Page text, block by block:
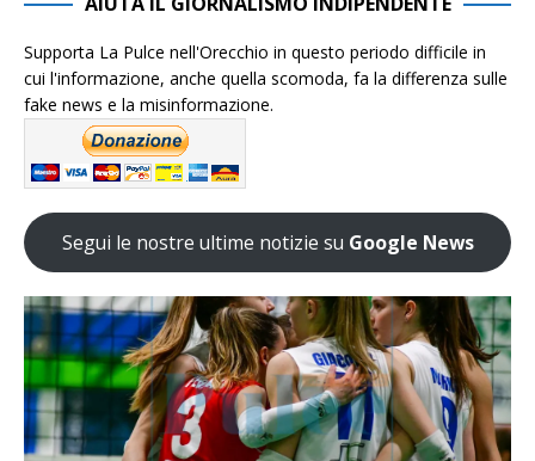
Supporta La Pulce nell'Orecchio in questo periodo difficile in
cui l'informazione, anche quella scomoda, fa la differenza sulle
fake news e la misinformazione.
Segui le nostre ultime notizie su Google News